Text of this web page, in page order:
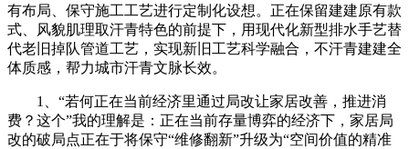
有布局、保守施工工艺进行定制化设想。正在保留建建原有款
式、风貌肌理取汗青特色的前提下，用现代化新型排水手艺替
代老旧掉队管道工艺，实现新旧工艺科学融合，不汗青建建全
体质感，帮力城市汗青文脉长效。
1、“若何正在当前经济里通过局改让家居改善，推进消
费？这个”我的理解是：正在当前存量博弈的经济下，家居局
改的破局点正在于将保守“维修翻新”升级为“空间价值的精准